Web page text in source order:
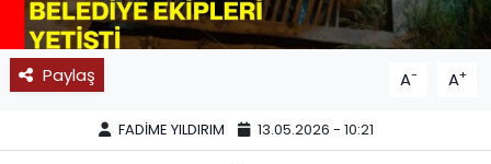
Paylaş A- A+
FADİME YILDIRIM 13.05.2026 - 10:21